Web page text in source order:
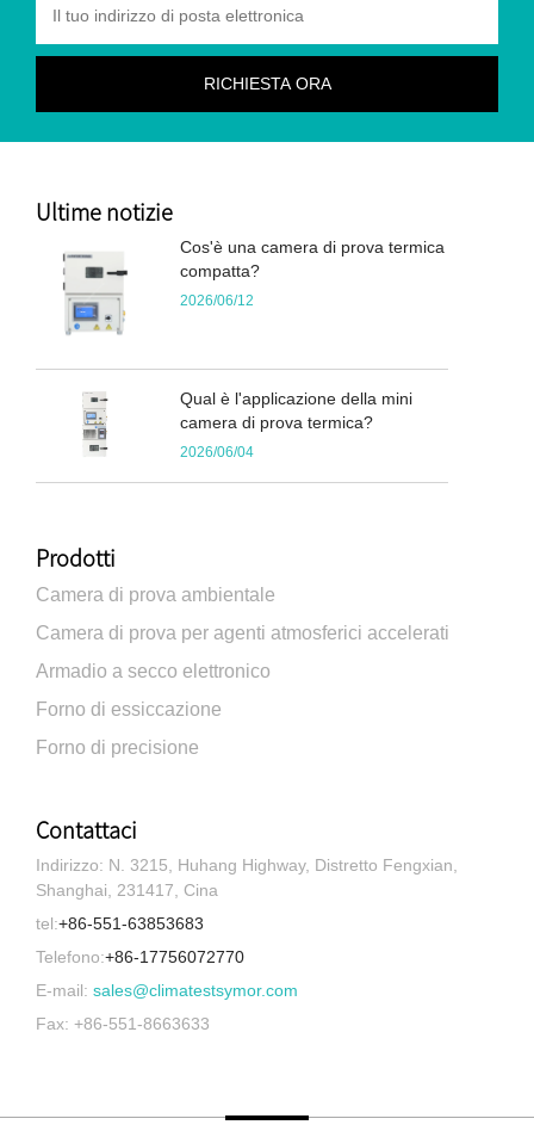
Ultime notizie
Cos'è una camera di prova termica
compatta?
2026/06/12
Qual è l'applicazione della mini
camera di prova termica?
2026/06/04
Prodotti
Camera di prova ambientale
Camera di prova per agenti atmosferici accelerati
Armadio a secco elettronico
Forno di essiccazione
Forno di precisione
Contattaci
Indirizzo: N. 3215, Huhang Highway, Distretto Fengxian,
Shanghai, 231417, Cina
tel:+86-551-63853683
Telefono:+86-17756072770
E-mail: sales@climatestsymor.com
Fax: +86-551-8663633